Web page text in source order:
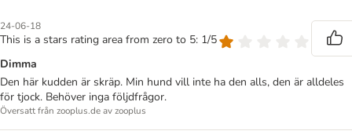
24-06-18
This is a stars rating area from zero to 5: 1/5
Dimma
Den här kudden är skräp. Min hund vill inte ha den alls, den är alldeles
för tjock. Behöver inga följdfrågor.
Översatt från zooplus.de av zooplus